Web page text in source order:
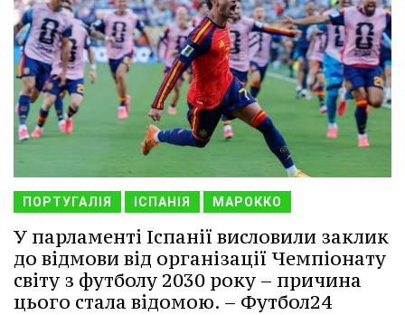
ПОРТУГАЛІЯ ІСПАНІЯ МАРОККО
У парламенті Іспанії висловили заклик
до відмови від організації Чемпіонату
світу з футболу 2030 року – причина
цього стала відомою. – Футбол24